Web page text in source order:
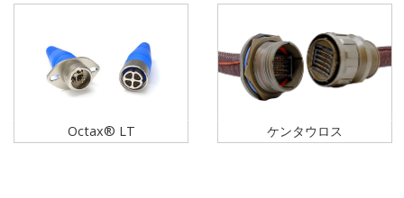
Octax® LT ケンタウロス